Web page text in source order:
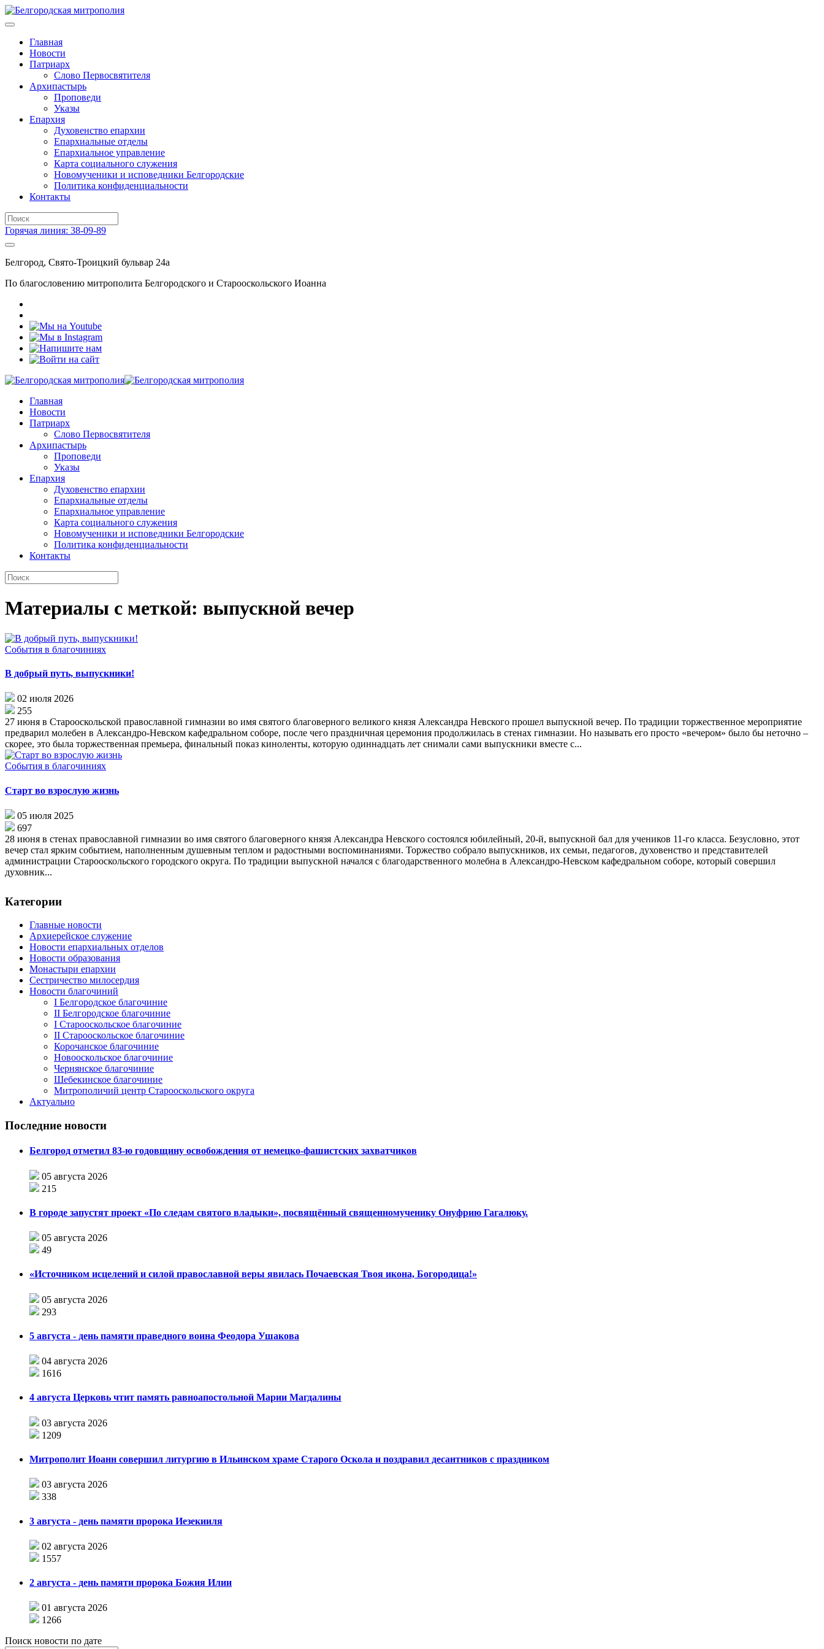
Главная
Новости
Патриарх
Слово Первосвятителя
Архипастырь
Проповеди
Указы
Епархия
Духовенство епархии
Епархиальные отделы
Епархиальное управление
Карта социального служения
Новомученики и исповедники Белгородские
Политика конфиденциальности
Контакты
Горячая линия: 38-09-89
Белгород, Свято-Троицкий бульвар 24а
По благословению митрополита Белгородского и Старооскольского Иоанна
Главная
Новости
Патриарх
Слово Первосвятителя
Архипастырь
Проповеди
Указы
Епархия
Духовенство епархии
Епархиальные отделы
Епархиальное управление
Карта социального служения
Новомученики и исповедники Белгородские
Политика конфиденциальности
Контакты
Материалы с меткой: выпускной вечер
События в благочиниях
В добрый путь, выпускники!
02 июля 2026
255
27 июня в Старооскольской православной гимназии во имя святого благоверного великого князя Александра Невского прошел выпускной вечер. По традиции торжественное мероприятие
предварил молебен в Александро-Невском кафедральном соборе, после чего праздничная церемония продолжилась в стенах гимназии. Но называть его просто «вечером» было бы неточно –
скорее, это была торжественная премьера, финальный показ киноленты, которую одиннадцать лет снимали сами выпускники вместе с...
События в благочиниях
Старт во взрослую жизнь
05 июля 2025
697
28 июня в стенах православной гимназии во имя святого благоверного князя Александра Невского состоялся юбилейный, 20-й, выпускной бал для учеников 11-го класса. Безусловно, этот
вечер стал ярким событием, наполненным душевным теплом и радостными воспоминаниями. Торжество собрало выпускников, их семьи, педагогов, духовенство и представителей
администрации Старооскольского городского округа. По традиции выпускной начался с благодарственного молебна в Александро-Невском кафедральном соборе, который совершил
духовник...
Категории
Главные новости
Архиерейское служение
Новости епархиальных отделов
Новости образования
Монастыри епархии
Сестричество милосердия
Новости благочиний
I Белгородское благочиние
II Белгородское благочиние
I Старооскольское благочиние
II Старооскольское благочиние
Корочанское благочиние
Новооскольское благочиние
Чернянское благочиние
Шебекинское благочиние
Митрополичий центр Старооскольского округа
Актуально
Последние новости
Белгород отметил 83-ю годовщину освобождения от немецко-фашистских захватчиков
05 августа 2026
215
В городе запустят проект «По следам святого владыки», посвящённый священномученику Онуфрию Гагалюку.
05 августа 2026
49
«Источником исцелений и силой православной веры явилась Почаевская Твоя икона, Богородица!»
05 августа 2026
293
5 августа - день памяти праведного воина Феодора Ушакова
04 августа 2026
1616
4 августа Церковь чтит память равноапостольной Марии Магдалины
03 августа 2026
1209
Митрополит Иоанн совершил литургию в Ильинском храме Старого Оскола и поздравил десантников с праздником
03 августа 2026
338
3 августа - день памяти пророка Иезекииля
02 августа 2026
1557
2 августа - день памяти пророка Божия Илии
01 августа 2026
1266
Поиск новости по дате